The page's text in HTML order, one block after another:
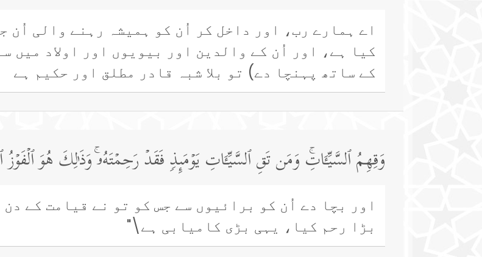
اے ہمارے رب، اور داخل کر اُن کو ہمیشہ رہنے والی اُن
کیا ہے، اور اُن کے والدین اور بیویوں اور اولاد میں
کے ساتھ پہنچا دے) تو بلا شبہ قادر مطلق اور حکیم ہے
وَقِهِمُ ٱلسَّیِّـَٔاتِۚ وَمَن تَقِ ٱلسَّیِّـَٔاتِ یَوۡمَىِٕذࣲ فَقَدۡ رَحِمۡتَهُۥۚ وَذَ ٰ⁠لِكَ هُوَ ٱلۡفَوۡزُ
اور بچا دے اُن کو برائیوں سے جس کو تو نے قیامت کے
بڑا رحم کیا، یہی بڑی کامیابی ہے\"